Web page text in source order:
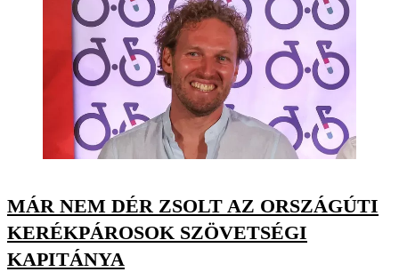
MÁR NEM DÉR ZSOLT AZ ORSZÁGÚTI
KERÉKPÁROSOK SZÖVETSÉGI
KAPITÁNYA